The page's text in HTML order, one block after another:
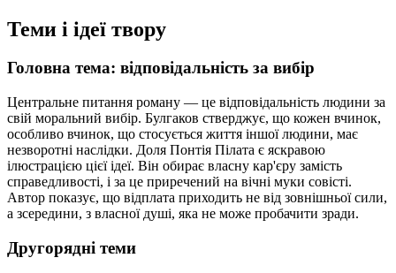
Теми і ідеї твору
Головна тема: відповідальність за вибір
Центральне питання роману — це відповідальність людини за
свій моральний вибір. Булгаков стверджує, що кожен вчинок,
особливо вчинок, що стосується життя іншої людини, має
незворотні наслідки. Доля Понтія Пілата є яскравою
ілюстрацією цієї ідеї. Він обирає власну кар'єру замість
справедливості, і за це приречений на вічні муки совісті.
Автор показує, що відплата приходить не від зовнішньої сили,
а зсередини, з власної душі, яка не може пробачити зради.
Другорядні теми